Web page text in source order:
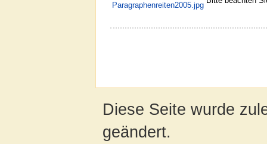
Diese Seite wurde
geändert.